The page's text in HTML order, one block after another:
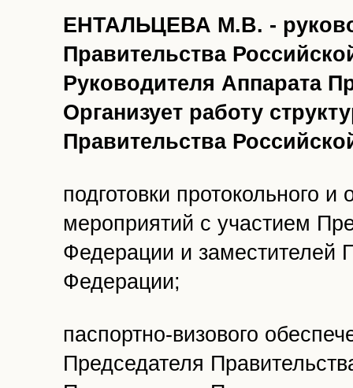
ЕНТАЛЬЦЕВА М.В. -
Правительства
Руководителя Аппарата
Организует работу
Правительства
подготовки протокольного
мероприятий с участием
Федерации и заместителей
Федерации;
паспортно-визового
Председателя